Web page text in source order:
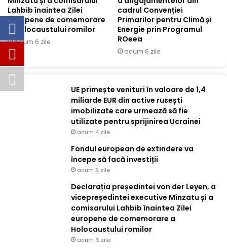
Lahbib înaintea Zilei
europene de comemorare
a Holocaustului romilor
acum 6 zile
cadrul Convenției
Primarilor pentru Climă și
Energie prin Programul
ROeea
acum 6 zile
UE primește venituri în valoare de 1,4
miliarde EUR din active rusești
imobilizate care urmează să fie
utilizate pentru sprijinirea Ucrainei
acum 4 zile
Fondul european de extindere va
începe să facă investiții
acum 5 zile
Declarația președintei von der Leyen, a
vicepreședintei executive Mînzatu și a
comisarului Lahbib înaintea Zilei
europene de comemorare a
Holocaustului romilor
acum 6 zile